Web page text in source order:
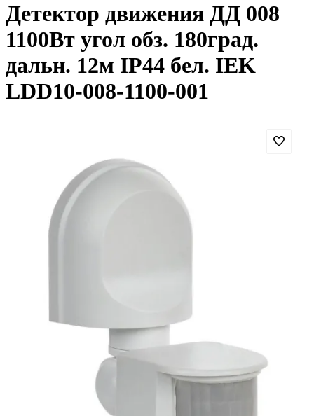
Детектор движения ДД 008
1100Вт угол обз. 180град.
дальн. 12м IP44 бел. IEK
LDD10-008-1100-001